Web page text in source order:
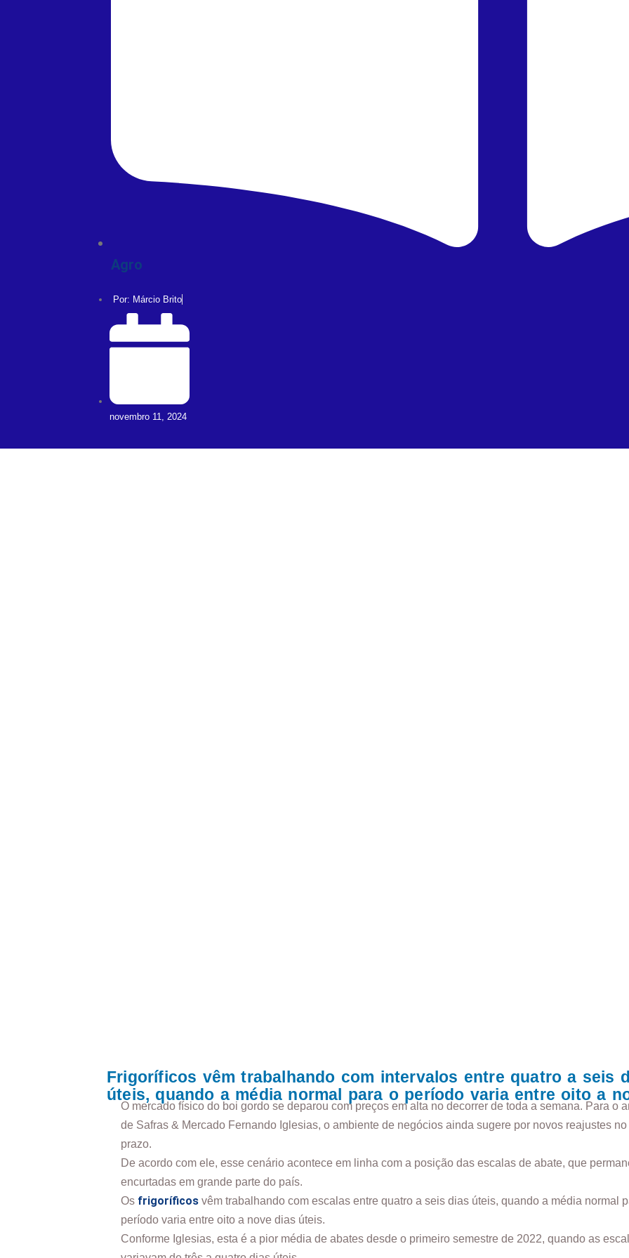
Agro
Por: Márcio Brito
novembro 11, 2024
Frigoríficos vêm trabalhando com intervalos entre quatro a seis
úteis, quando a média normal para o período varia entre oito a
O mercado físico do boi gordo se deparou com preços em alta no decorrer de toda a semana. Para o
de Safras & Mercado Fernando Iglesias, o ambiente de negócios ainda sugere por novos reajustes no
prazo.
De acordo com ele, esse cenário acontece em linha com a posição das escalas de abate, que
encurtadas em grande parte do país.
Os frigoríficos vêm trabalhando com escalas entre quatro a seis dias úteis, quando a média normal
período varia entre oito a nove dias úteis.
Conforme Iglesias, esta é a pior média de abates desde o primeiro semestre de 2022, quando as